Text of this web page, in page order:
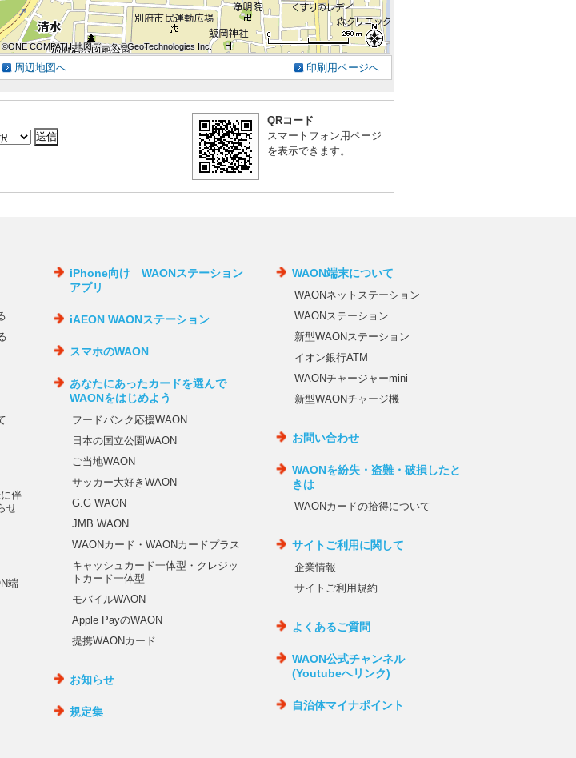
©ONE COMPATH 地図データ ©GeoTechnologies Inc.
©ONE COMPATH 地図データ ©GeoTechnologies Inc.
©ONE COMPATH 地図データ ©GeoTechnologies Inc.
©ONE COMPATH 地図データ ©GeoTechnologies Inc.
©ONE COMPATH 地図データ ©GeoTechnologies Inc.
©ONE COMPATH 地図データ ©GeoTechnologies Inc.
©ONE COMPATH 地図データ ©GeoTechnologies Inc.
©ONE COMPATH 地図データ ©GeoTechnologies Inc.
©ONE COMPATH 地図データ ©GeoTechnologies Inc.
周辺地図へ 印刷用ページへ
QRコード
スマートフォン用ページ
を表示できます。